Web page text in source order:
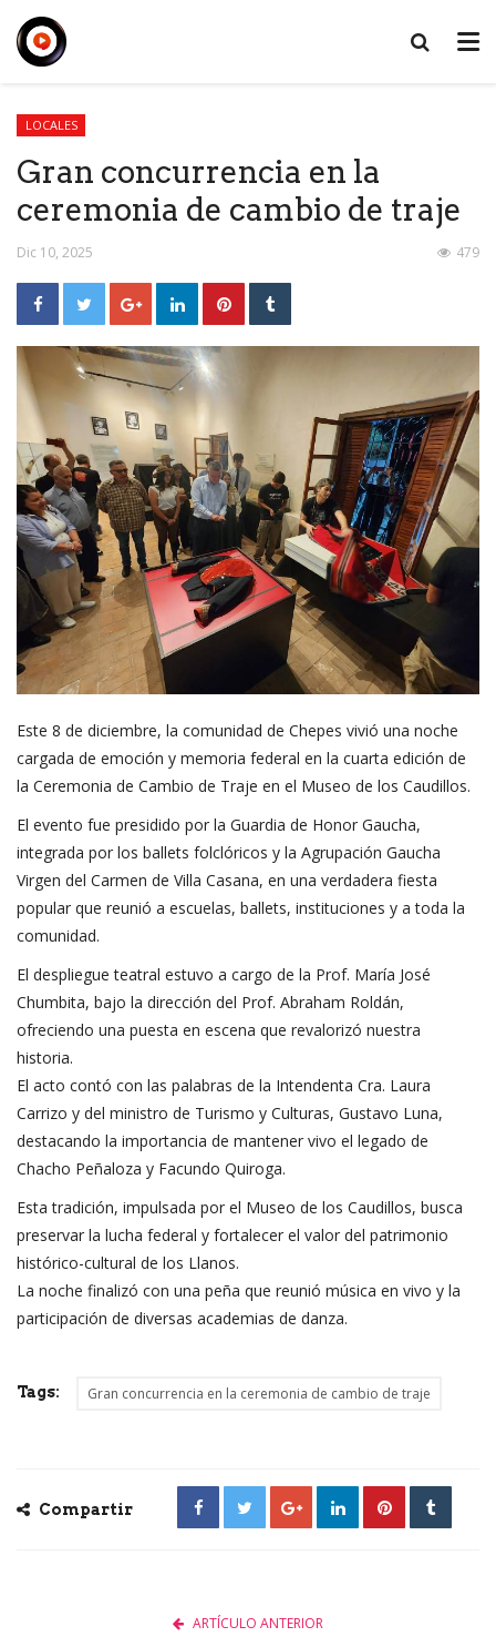
LOCALES
Gran concurrencia en la
ceremonia de cambio de traje
Dic 10, 2025 479
Este 8 de diciembre, la comunidad de Chepes vivió una noche
cargada de emoción y memoria federal en la cuarta edición de
la Ceremonia de Cambio de Traje en el Museo de los Caudillos.
El evento fue presidido por la Guardia de Honor Gaucha,
integrada por los ballets folclóricos y la Agrupación Gaucha
Virgen del Carmen de Villa Casana, en una verdadera fiesta
popular que reunió a escuelas, ballets, instituciones y a toda la
comunidad.
El despliegue teatral estuvo a cargo de la Prof. María José
Chumbita, bajo la dirección del Prof. Abraham Roldán,
ofreciendo una puesta en escena que revalorizó nuestra
historia.
El acto contó con las palabras de la Intendenta Cra. Laura
Carrizo y del ministro de Turismo y Culturas, Gustavo Luna,
destacando la importancia de mantener vivo el legado de
Chacho Peñaloza y Facundo Quiroga.
Esta tradición, impulsada por el Museo de los Caudillos, busca
preservar la lucha federal y fortalecer el valor del patrimonio
histórico-cultural de los Llanos.
La noche finalizó con una peña que reunió música en vivo y la
participación de diversas academias de danza.
Tags: Gran concurrencia en la ceremonia de cambio de traje
Compartir
ARTÍCULO ANTERIOR